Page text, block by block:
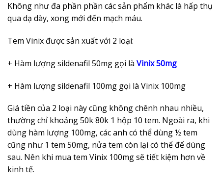
Không như đa phần phần các sản phẩm khác là hấp thụ
qua dạ dày, xong mới đến mạch máu.
Tem Vinix được sản xuất với 2 loại:
+ Hàm lượng sildenafil 50mg gọi là Vinix 50mg
+ Hàm lượng sildenafil 100mg gọi là Vinix 100mg
Giá tiền của 2 loại này cũng không chênh nhau nhiều,
thường chỉ khoảng 50k 80k 1 hộp 10 tem. Ngoài ra, khi
dùng hàm lượng 100mg, các anh có thể dùng ½ tem
cũng như 1 tem 50mg, nửa tem còn lại có thể để dùng
sau. Nên khi mua tem Vinix 100mg sẽ tiết kiệm hơn về
kinh tế.